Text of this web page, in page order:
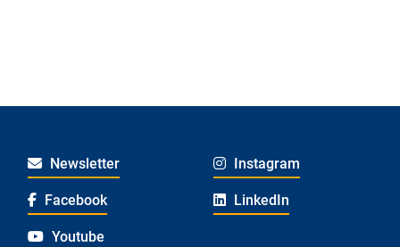
Newsletter Instagram
Facebook LinkedIn
Youtube